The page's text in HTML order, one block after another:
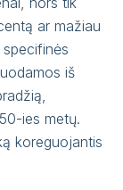
ar mažiau
iš
ies metų.
koreguojantis